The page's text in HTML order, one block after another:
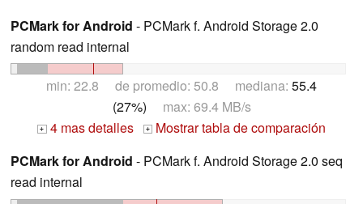
PCMark for Android - PCMark f. Android Storage 2.0
random read internal
min: 22.8 de promedio: 50.8 mediana: 55.4
(27%) max: 69.4 MB/s
+ 4 mas detalles +
Mostrar tabla de comparación
PCMark for Android - PCMark f. Android Storage 2.0 seq
read internal